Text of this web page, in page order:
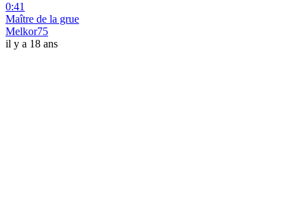
0:41
Maître de la grue
Melkor75
il y a 18 ans